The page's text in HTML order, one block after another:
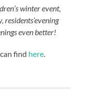
winter event,
even better!
find here.